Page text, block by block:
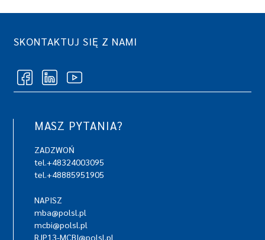
SKONTAKTUJ SIĘ Z NAMI
MASZ PYTANIA?
ZADZWOŃ
tel.+48324003095
tel.+48885951905
NAPISZ
mba@polsl.pl
mcbi@polsl.pl
RJP13-MCBI@polsl.pl